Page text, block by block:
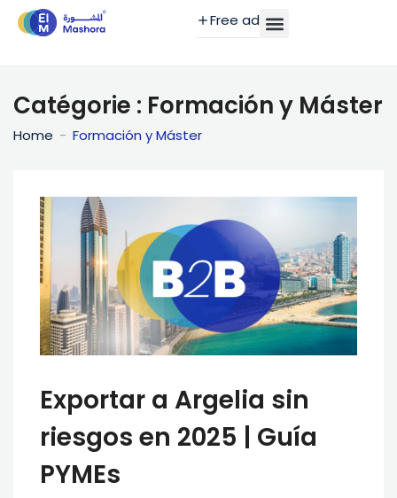
Free ad
Catégorie : Formación y Máster
Home Formación y Máster
Exportar a Argelia sin
riesgos en 2025 | Guía
PYMEs